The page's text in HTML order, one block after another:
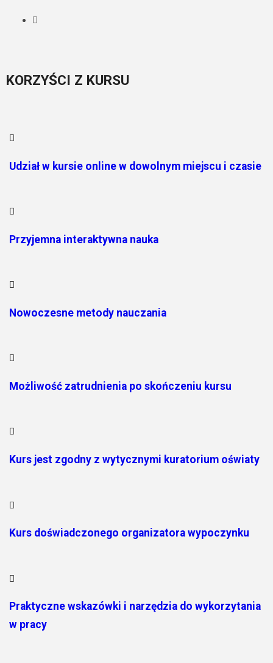
KORZYŚCI Z KURSU
Udział w kursie online w dowolnym miejscu i czasie
Przyjemna interaktywna nauka
Nowoczesne metody nauczania
Możliwość zatrudnienia po skończeniu kursu
Kurs jest zgodny z wytycznymi kuratorium oświaty
Kurs doświadczonego organizatora wypoczynku
Praktyczne wskazówki i narzędzia do wykorzytania
w pracy